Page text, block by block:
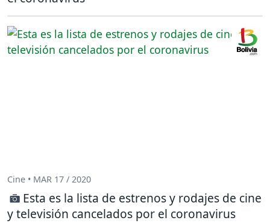
Cine • MAR 17 / 2020
Esta es la lista de estrenos y rodajes de cine
y televisión cancelados por el coronavirus